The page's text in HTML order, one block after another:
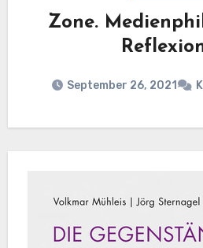
Zone.
September 26, 2021